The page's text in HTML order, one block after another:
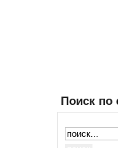
Поиск по